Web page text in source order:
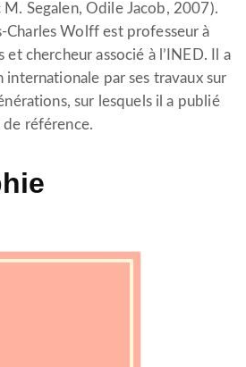
M. Segalen, Odile Jacob, 2007).
Charles Wolff est professeur à
et chercheur associé à l’INED. Il a
internationale par ses travaux sur
sur lesquels il a publié
référence.